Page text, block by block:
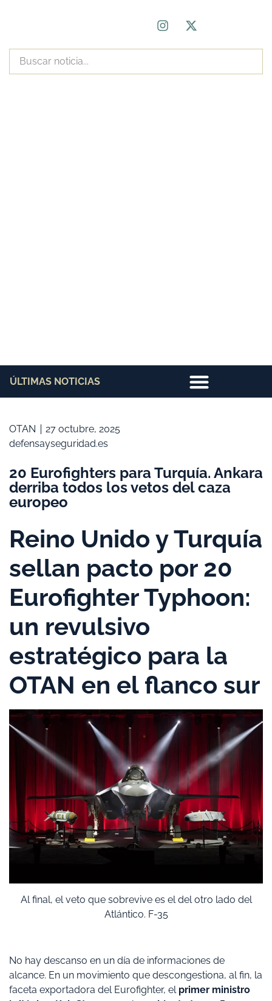
ÚLTIMAS NOTICIAS
OTAN
27 octubre, 2025
defensayseguridad.es
20 Eurofighters para Turquía. Ankara
derriba todos los vetos del caza
europeo
Reino Unido y Turquía
sellan pacto por 20
Eurofighter Typhoon:
un revulsivo
estratégico para la
OTAN en el flanco sur
Al final, el veto que sobrevive es el del otro lado del
Atlántico. F-35
No hay descanso en un día de informaciones de
alcance. En un movimiento que descongestiona, al fin, la
faceta exportadora del Eurofighter, el primer ministro